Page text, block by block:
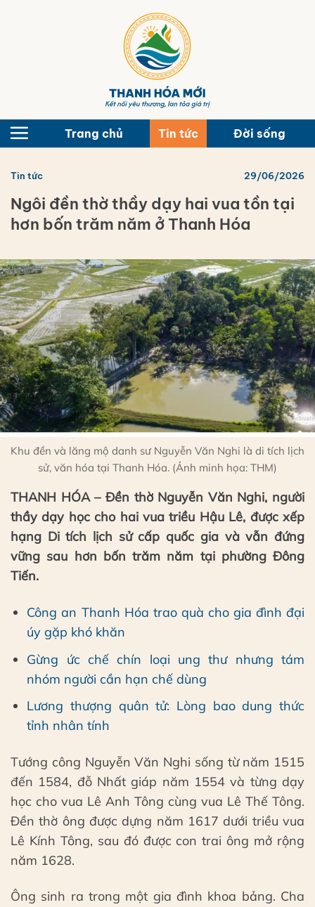
Trang chủ Tin tức Đời sống
Tin tức 29/06/2026
Ngôi đền thờ thầy dạy hai vua tồn tại
hơn bốn trăm năm ở Thanh Hóa
Khu đền và lăng mộ danh sư Nguyễn Văn Nghi là di tích lịch
sử, văn hóa tại Thanh Hóa. (Ảnh minh họa: THM)
THANH HÓA – Đền thờ Nguyễn Văn Nghi, người
thầy dạy học cho hai vua triều Hậu Lê, được xếp
hạng Di tích lịch sử cấp quốc gia và vẫn đứng
vững sau hơn bốn trăm năm tại phường Đông
Tiến.
Công an Thanh Hóa trao quà cho gia đình đại
úy gặp khó khăn
Gừng ức chế chín loại ung thư nhưng tám
nhóm người cần hạn chế dùng
Lương thượng quân tử: Lòng bao dung thức
tỉnh nhân tính
Tướng công Nguyễn Văn Nghi sống từ năm 1515
đến 1584, đỗ Nhất giáp năm 1554 và từng dạy
học cho vua Lê Anh Tông cùng vua Lê Thế Tông.
Đền thờ ông được dựng năm 1617 dưới triều vua
Lê Kính Tông, sau đó được con trai ông mở rộng
năm 1628.
Ông sinh ra trong một gia đình khoa bảng. Cha